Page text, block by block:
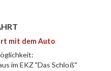
mit dem Auto
im EKZ "Das Schloß"